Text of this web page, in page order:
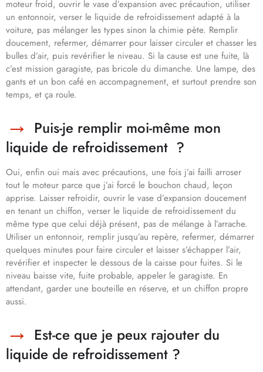
moteur froid, ouvrir le vase d’expansion avec précaution, utiliser
un entonnoir, verser le liquide de refroidissement adapté à la
voiture, pas mélanger les types sinon la chimie pète. Remplir
doucement, refermer, démarrer pour laisser circuler et chasser les
bulles d’air, puis revérifier le niveau. Si la cause est une fuite, là
c’est mission garagiste, pas bricole du dimanche. Une lampe, des
gants et un bon café en accompagnement, et surtout prendre son
temps, et ça roule.
Puis-je remplir moi-même mon
liquide de refroidissement ?
Oui, enfin oui mais avec précautions, une fois j’ai failli arroser
tout le moteur parce que j’ai forcé le bouchon chaud, leçon
apprise. Laisser refroidir, ouvrir le vase d’expansion doucement
en tenant un chiffon, verser le liquide de refroidissement du
même type que celui déjà présent, pas de mélange à l’arrache.
Utiliser un entonnoir, remplir jusqu’au repère, refermer, démarrer
quelques minutes pour faire circuler et laisser s’échapper l’air,
revérifier et inspecter le dessous de la caisse pour fuites. Si le
niveau baisse vite, fuite probable, appeler le garagiste. En
attendant, garder une bouteille en réserve, et un chiffon propre
aussi.
Est-ce que je peux rajouter du
liquide de refroidissement ?